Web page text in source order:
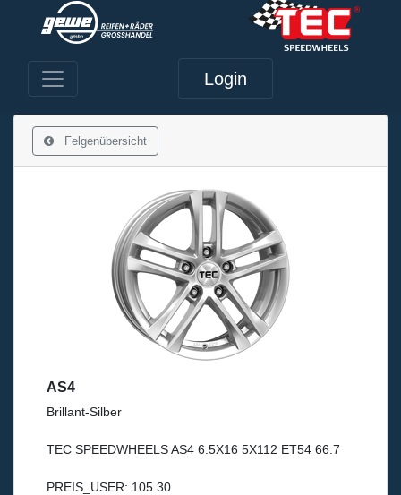
Login
Felgenübersicht
AS4
Brillant-Silber
TEC SPEEDWHEELS AS4 6.5X16 5X112 ET54 66.7
PREIS_USER: 105.30